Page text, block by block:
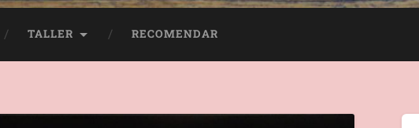
TALLER RECOMENDAR